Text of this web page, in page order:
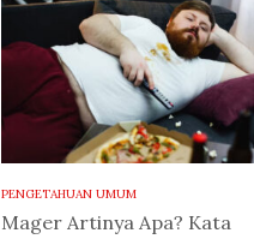
PENGETAHUAN UMUM
Mager Artinya Apa? Kata